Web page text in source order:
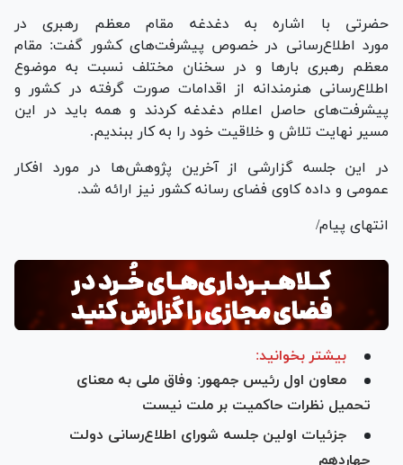
حضرتی با اشاره به دغدغه مقام معظم رهبری در
مورد اطلاع‌رسانی در خصوص پیشرفت‌های کشور گفت: مقام
معظم رهبری بار‌ها و در سخنان مختلف نسبت به موضوع
اطلاع‌رسانی هنرمندانه از اقدامات صورت گرفته در کشور و
پیشرفت‌های حاصل اعلام دغدغه کردند و همه باید در این
مسیر نهایت تلاش و خلاقیت خود را به کار ببندیم.
در این جلسه گزارشی از آخرین پژوهش‌ها در مورد افکار
عمومی و داده کاوی فضای رسانه کشور نیز ارائه شد.
انتهای پیام/
بیشتر بخوانید:
معاون اول رئیس جمهور: وفاق ملی به معنای
تحمیل نظرات حاکمیت بر ملت نیست
جزئیات اولین جلسه شورای اطلاع‌رسانی دولت
چهاردهم